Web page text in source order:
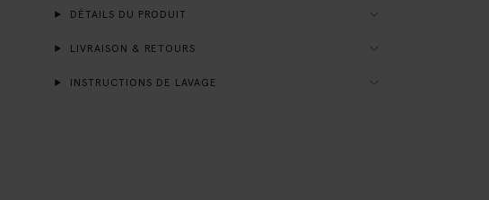
DÉTAILS DU PRODUIT
LIVRAISON & RETOURS
INSTRUCTIONS DE LAVAGE